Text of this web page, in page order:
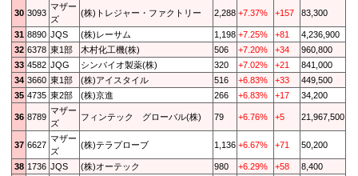
30 3093
マザー
ズ
(株)トレジャー・ファクトリー 2,288 +7.37% +157 83,300
31 8890 JQS (株)レーサム 1,198 +7.25% +81
4,236,900
32 6378 東1部 木村化工機(株) 506 +7.20% +34
960,800
33 4582 JQG シンバイオ製薬(株) 320 +7.02% +21
841,000
34 3660 東1部 (株)アイスタイル 516 +6.83% +33
449,500
35 4735 東2部 (株)京進 266 +6.83% +17 34,200
36 8789
マザー
ズ
フィンテック グローバル(株) 79 +6.76% +5 21,967,500
37 6627
マザー
ズ
(株)テラプローブ 1,136 +6.67% +71 50,200
38 1736 JQS (株)オーテック 980 +6.29% +58 8,400